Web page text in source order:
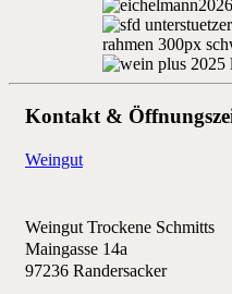
Kontakt &
Weingut
Weingut Trockene Schmitts
Maingasse 14a
97236 Randersacker